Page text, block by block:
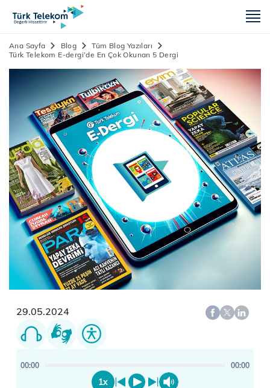
Ana Sayfa Blog
Tüm Blog Yazıları
Türk Telekom E-dergi’de En Çok Okunan 5 Dergi
29.05.2024
00:00 00:00
1x